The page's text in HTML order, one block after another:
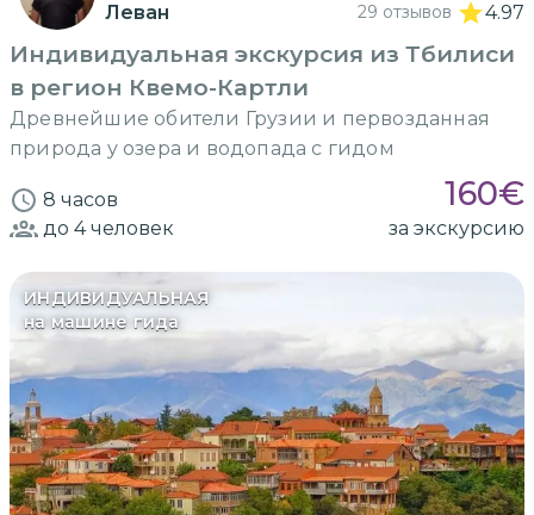
Леван 29 отзывов 4.97
Индивидуальная экскурсия из Тбилиси
в регион Квемо-Картли
Древнейшие обители Грузии и первозданная
природа у озера и водопада с гидом
8 часов 160€
до 4человек за экскурсию
ИНДИВИДУАЛЬНАЯ
на машине гида